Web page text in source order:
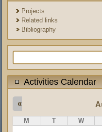
Projects
Related links
Bibliography
Search form
Activities Calendar
«
M T W